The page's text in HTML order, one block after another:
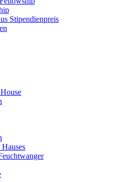
Stipendienpreis